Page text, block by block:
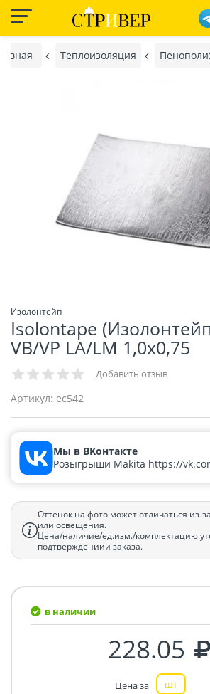
Теплоизоляция
Изолонтейп
Isolontape
VB/VP LA/LM 1,0х0,75
Добавить отзыв
Артикул: ec542
Мы в ВКонтакте
Розыгрыши Makita https://
Оттенок на фото может отличаться из-
или освещения.
Цена/наличие/ед.изм./комплектацию
подтверждениии заказа.
в наличии
228.05
Цена за шт